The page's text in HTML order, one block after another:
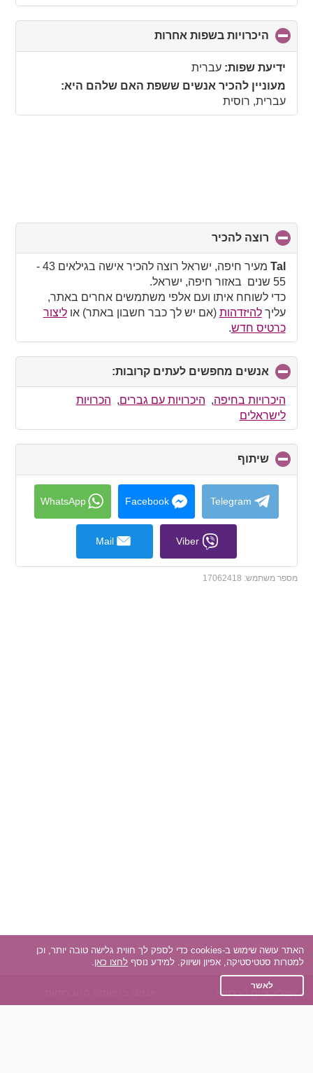
היכרויות בשפות אחרות
to
ידיעת שפות: עברית
מעוניין להכיר אנשים ששפת האם שלהם היא:
עברית, רוסית
רוצה להכיר
to
collapse
contents
Tal
מעיר חיפה, ישראל רוצה להכיר אישה בגילאים 43 -
55 שנים באזור חיפה, ישראל.
כדי לשוחח איתו ועם אלפי משתמשים אחרים באתר,
עליךלהיזדהות (אם יש לך כבר חשבון באתר) אוליצור
כרטיס חדש.
אנשים מחפשים לעתים קרובות:
to
collapse
היכרויות בחיפה, היכרויות עם גברים, הכרויות
לישראלים
שיתוף
to
collapse
contents
Telegram
Facebook
WhatsApp
Viber
Mail
מספר משתמש: 17062418
אפליקציית הכרויות
האתר עושה שימוש ב-cookies כדי לספק לך חווית גלישה טובה יותר, וכן
למטרות סטטיסטיקה, אפיון ושיווק. למידע נוסף לחצו כאן.
לאשר